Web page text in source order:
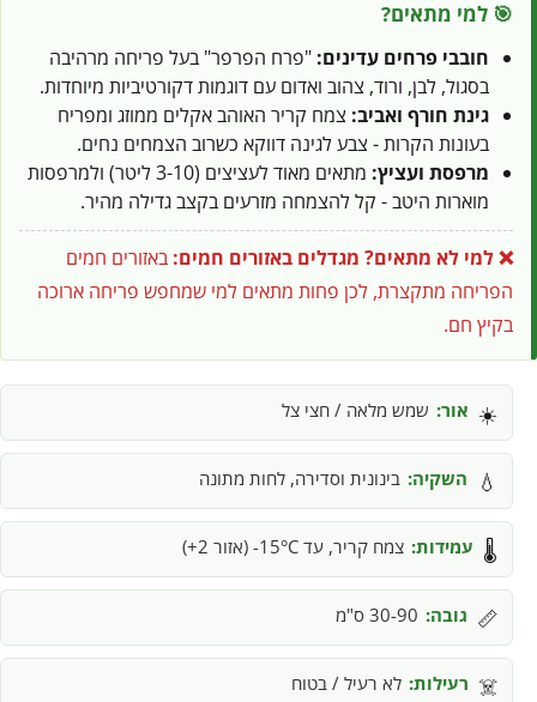
🎯 למי מתאים?
חובבי פרחים עדינים: "פרח הפרפר" בעל פריחה מרהיבה
בסגול, לבן, ורוד, צהוב ואדום עם דוגמות דקורטיביות מיוחדות.
גינת חורף ואביב: צמח קריר האוהב אקלים ממוזג ומפריח
בעונות הקרות - צבע לגינה דווקא כשרוב הצמחים נחים.
מרפסת ועציץ:
מתאים מאוד לעציצים (3-10 ליטר) ולמרפסות
מוארות היטב - קל להצמחה מזרעים בקצב גדילה מהיר.
❌ למי לא מתאים? מגדלים באזורים חמים: באזורים חמים
הפריחה מתקצרת, לכן פחות מתאים למי שמחפש פריחה ארוכה
בקיץ חם.
☀️ אור: שמש מלאה / חצי צל
💧 השקיה: בינונית וסדירה, לחות מתונה
🌡️ עמידות: צמח קריר, עד 15°C- (אזור 2+)
📏 גובה: 30-90 ס"מ
☠️ רעילות: לא רעיל / בטוח